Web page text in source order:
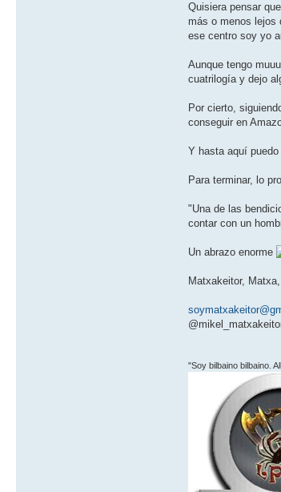
Quisiera pensar
más o menos lejos
ese centro soy yo
Aunque tengo
cuatrilogía y dejo
Por cierto,
conseguir en
Y hasta aquí
Para terminar, lo
"Una de las
contar con un
Un abrazo enorme
Matxakeitor,
"Soy bilbaino bilbaino.